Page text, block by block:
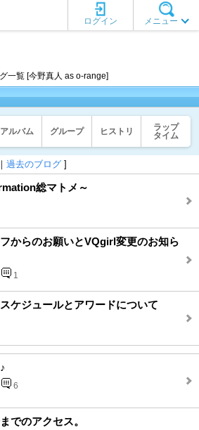
メニュー
ログイン
一覧 [今野真人 as o-range]
アルバム グループ ヒストリ
ラップ
タイム
｜ 過去のブログ ]
総マトメ～
からのお願いとVQgirl変更のお知ら
1
ケジュールとアワードについて
6
でのアクセス。